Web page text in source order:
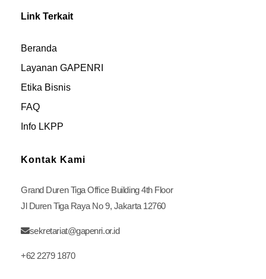
Link Terkait
Beranda
Layanan GAPENRI
Etika Bisnis
FAQ
Info LKPP
Kontak Kami
Grand Duren Tiga Office Building 4th Floor
Jl Duren Tiga Raya No 9, Jakarta 12760
sekretariat@gapenri.or.id
+62 2279 1870